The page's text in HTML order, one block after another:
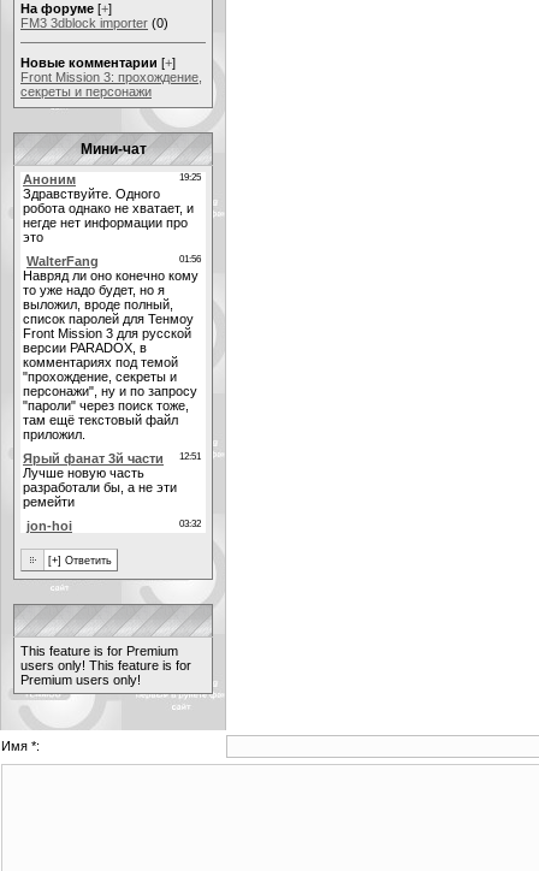
На форуме [+]
FM3 3dblock importer (0)
Новые комментарии [+]
Front Mission 3: прохождение,
секреты и персонажи
Мини-чат
This feature is for Premium
users only! This feature is for
Premium users only!
Имя *: